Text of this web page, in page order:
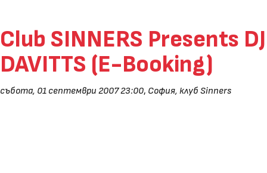
Club SINNERS Presents DJ
DAVITTS (E-Booking)
събота, 01 септември 2007 23:00, София, клуб Sinners